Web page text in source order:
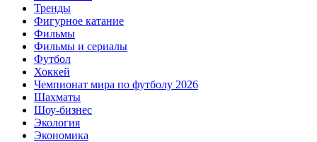
Тренды
Фигурное катание
Фильмы
Фильмы и сериалы
Футбол
Хоккей
Чемпионат мира по футболу 2026
Шахматы
Шоу-бизнес
Экология
Экономика